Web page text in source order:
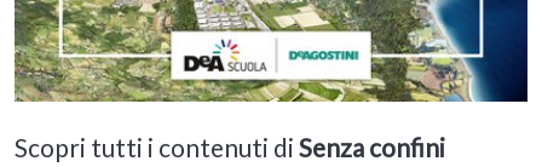
Scopri tutti i contenuti di Senza confini